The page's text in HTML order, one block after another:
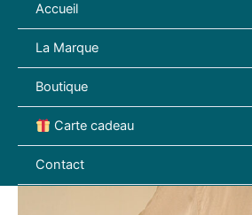
Accueil
La Marque
Boutique
Carte cadeau
Contact